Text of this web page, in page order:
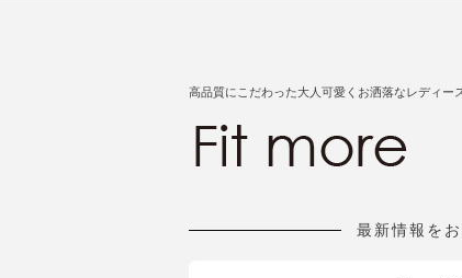
高品質にこだわった大人可愛くお洒落なレディー
最新情報をお